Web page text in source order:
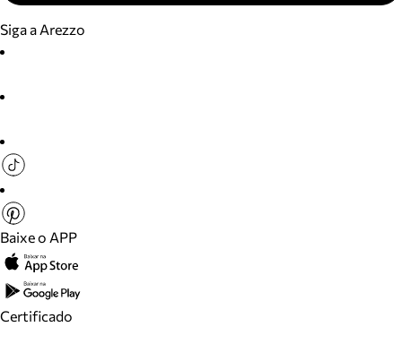
Siga a Arezzo
Baixe o APP
Certificado